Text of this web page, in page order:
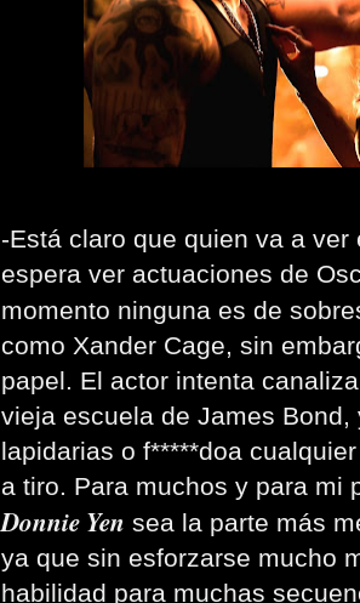
-Está claro que quien va a
espera ver actuaciones de
momento ninguna es de
como Xander Cage, sin
papel. El actor intenta
vieja escuela de James
lapidarias o f*****doa
a tiro. Para muchos y para mi
Donnie Yen sea la parte más
ya que sin esforzarse mucho
habilidad para muchas